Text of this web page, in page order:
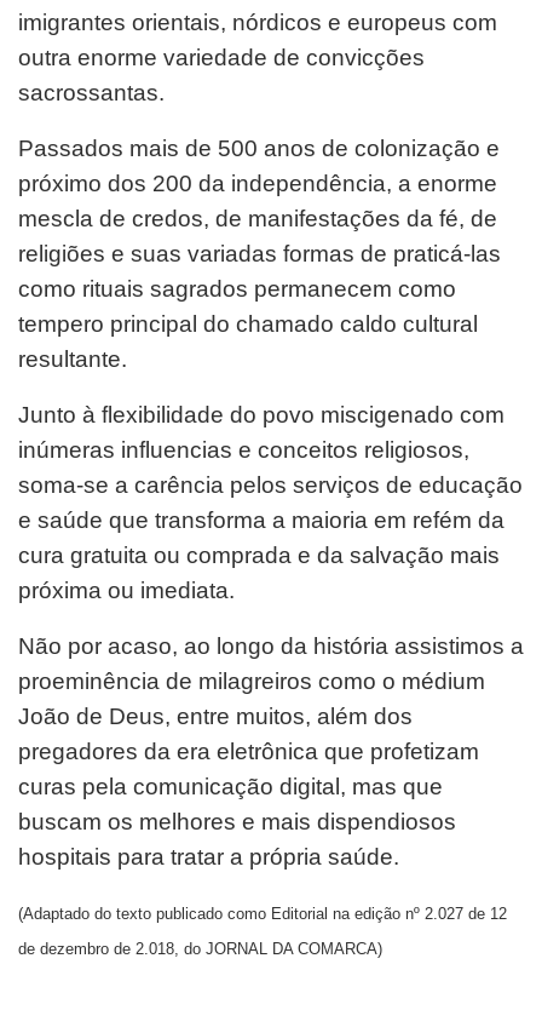
imigrantes orientais, nórdicos e europeus com
outra enorme variedade de convicções
sacrossantas.
Passados mais de 500 anos de colonização e
próximo dos 200 da independência, a enorme
mescla de credos, de manifestações da fé, de
religiões e suas variadas formas de praticá-las
como rituais sagrados permanecem como
tempero principal do chamado caldo cultural
resultante.
Junto à flexibilidade do povo miscigenado com
inúmeras influencias e conceitos religiosos,
soma-se a carência pelos serviços de educação
e saúde que transforma a maioria em refém da
cura gratuita ou comprada e da salvação mais
próxima ou imediata.
Não por acaso, ao longo da história assistimos a
proeminência de milagreiros como o médium
João de Deus, entre muitos, além dos
pregadores da era eletrônica que profetizam
curas pela comunicação digital, mas que
buscam os melhores e mais dispendiosos
hospitais para tratar a própria saúde.
(Adaptado do texto publicado como Editorial na edição nº 2.027 de 12
de dezembro de 2.018, do JORNAL DA COMARCA)